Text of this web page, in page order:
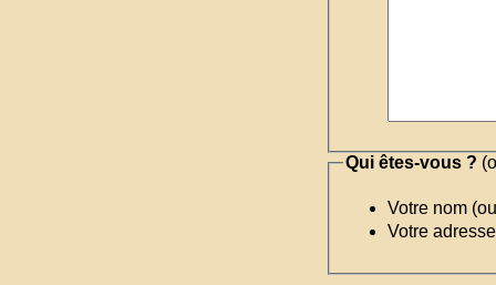
Qui êtes-vous ?
Votre nom
Votre